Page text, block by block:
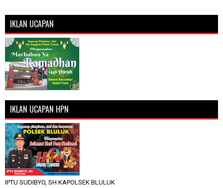
IKLAN UCAPAN
IKLAN UCAPAN HPN
IPTU SUDIBYO, SH KAPOLSEK BLULUK